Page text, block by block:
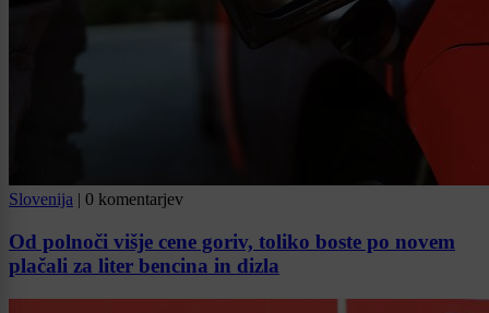
Slovenija | 0 komentarjev
Od polnoči višje cene goriv, toliko boste po novem
plačali za liter bencina in dizla